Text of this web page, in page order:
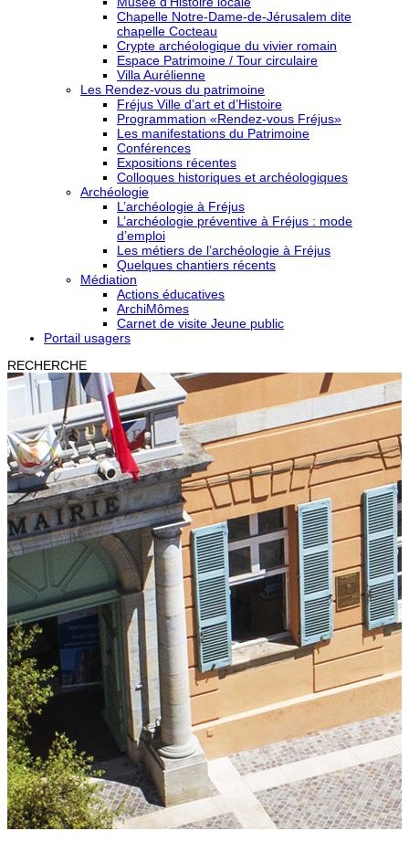
Chapelle Notre-Dame-de-Jérusalem dite
chapelle Cocteau
Crypte archéologique du vivier romain
Espace Patrimoine / Tour circulaire
Villa Aurélienne
Les Rendez-vous du patrimoine
Fréjus Ville d’art et d’Histoire
Programmation «Rendez-vous Fréjus»
Les manifestations du Patrimoine
Conférences
Expositions récentes
Colloques historiques et archéologiques
Archéologie
L’archéologie à Fréjus
L’archéologie préventive à Fréjus : mode
d’emploi
Les métiers de l’archéologie à Fréjus
Quelques chantiers récents
Médiation
Actions éducatives
ArchiMômes
Carnet de visite Jeune public
Portail usagers
RECHERCHE